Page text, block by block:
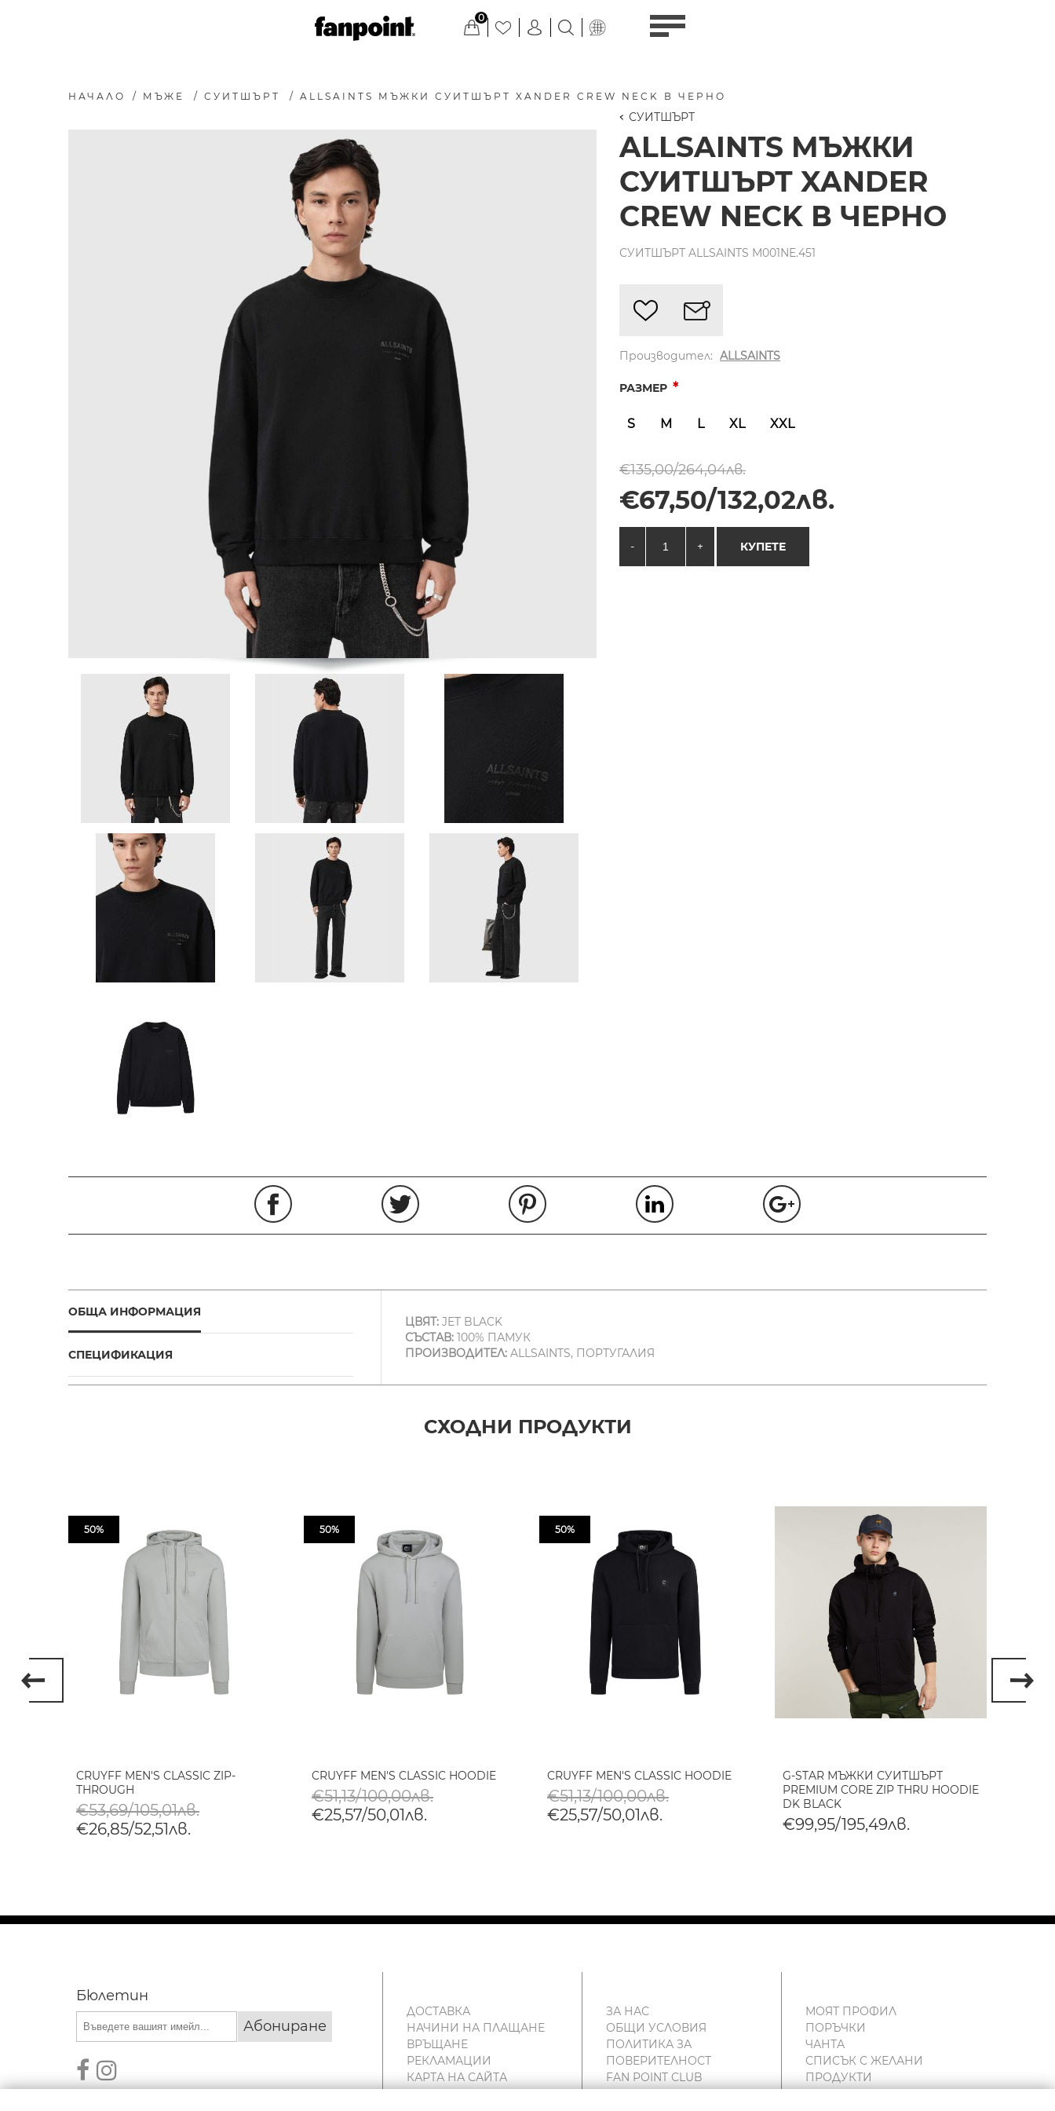
0
НАЧАЛО / МЪЖЕ / СУИТШЪРТ / ALLSAINTS МЪЖКИ СУИТШЪРТ XANDER CREW NECK В ЧЕРНО
СУИТШЪРТ
ALLSAINTS МЪЖКИ
СУИТШЪРТ XANDER
CREW NECK В ЧЕРНО
СУИТШЪРТ ALLSAINTS M001NE.451
Производител: ALLSAINTS
РАЗМЕР *
S M L XL XXL
€135,00/264,04лв.
€67,50/132,02лв.
- + КУПЕТЕ
ОБЩА ИНФОРМАЦИЯ
СПЕЦИФИКАЦИЯ
ЦВЯТ:JET BLACK
СЪСТАВ:100% ПАМУК
ПРОИЗВОДИТЕЛ:ALLSAINTS, ПОРТУГАЛИЯ
СХОДНИ ПРОДУКТИ
50%
CRUYFF MEN'S CLASSIC ZIP-
THROUGH
€53,69/105,01лв.
€26,85/52,51лв.
50%
CRUYFF MEN'S CLASSIC HOODIE
€51,13/100,00лв.
€25,57/50,01лв.
50%
CRUYFF MEN'S CLASSIC HOODIE
€51,13/100,00лв.
€25,57/50,01лв.
G-STAR МЪЖКИ СУИТШЪРТ
PREMIUM CORE ZIP THRU HOODIE
DK BLACK
€99,95/195,49лв.
Бюлетин
Абониране
ДОСТАВКА
НАЧИНИ НА ПЛАЩАНЕ
ВРЪЩАНЕ
РЕКЛАМАЦИИ
КАРТА НА САЙТА
КОНТАКТИ
ЗА НАС
ОБЩИ УСЛОВИЯ
ПОЛИТИКА ЗА
ПОВЕРИТЕЛНОСТ
FAN POINT CLUB
МАГАЗИНИ
МОЯТ ПРОФИЛ
ПОРЪЧКИ
ЧАНТА
СПИСЪК С ЖЕЛАНИ
ПРОДУКТИ